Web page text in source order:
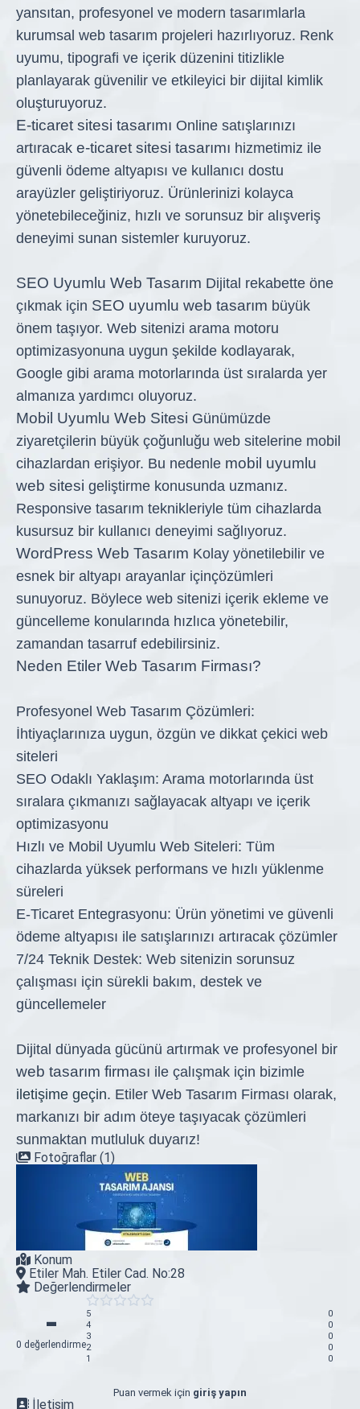
yansıtan, profesyonel ve modern tasarımlarla
kurumsal web tasarım projeleri hazırlıyoruz. Renk
uyumu, tipografi ve içerik düzenini titizlikle
planlayarak güvenilir ve etkileyici bir dijital kimlik
oluşturuyoruz.
E-ticaret sitesi tasarımı Online satışlarınızı
artıracak e-ticaret sitesi tasarımı hizmetimiz ile
güvenli ödeme altyapısı ve kullanıcı dostu
arayüzler geliştiriyoruz. Ürünlerinizi kolayca
yönetebileceğiniz, hızlı ve sorunsuz bir alışveriş
deneyimi sunan sistemler kuruyoruz.
SEO Uyumlu Web Tasarım Dijital rekabette öne
çıkmak için SEO uyumlu web tasarım büyük
önem taşıyor. Web sitenizi arama motoru
optimizasyonuna uygun şekilde kodlayarak,
Google gibi arama motorlarında üst sıralarda yer
almanıza yardımcı oluyoruz.
Mobil Uyumlu Web Sitesi Günümüzde
ziyaretçilerin büyük çoğunluğu web sitelerine mobil
cihazlardan erişiyor. Bu nedenle mobil uyumlu
web sitesi geliştirme konusunda uzmanız.
Responsive tasarım teknikleriyle tüm cihazlarda
kusursuz bir kullanıcı deneyimi sağlıyoruz.
WordPress Web Tasarım Kolay yönetilebilir ve
esnek bir altyapı arayanlar içinçözümleri
sunuyoruz. Böylece web sitenizi içerik ekleme ve
güncelleme konularında hızlıca yönetebilir,
zamandan tasarruf edebilirsiniz.
Neden Etiler Web Tasarım Firması?
Profesyonel Web Tasarım Çözümleri:
İhtiyaçlarınıza uygun, özgün ve dikkat çekici web
siteleri
SEO Odaklı Yaklaşım: Arama motorlarında üst
sıralara çıkmanızı sağlayacak altyapı ve içerik
optimizasyonu
Hızlı ve Mobil Uyumlu Web Siteleri: Tüm
cihazlarda yüksek performans ve hızlı yüklenme
süreleri
E-Ticaret Entegrasyonu: Ürün yönetimi ve güvenli
ödeme altyapısı ile satışlarınızı artıracak çözümler
7/24 Teknik Destek: Web sitenizin sorunsuz
çalışması için sürekli bakım, destek ve
güncellemeler
Dijital dünyada gücünü artırmak ve profesyonel bir
web tasarım firması ile çalışmak için bizimle
iletişime geçin. Etiler Web Tasarım Firması olarak,
markanızı bir adım öteye taşıyacak çözümleri
sunmaktan mutluluk duyarız!
Fotoğraflar (1)
Konum
Etiler Mah. Etiler Cad. No:28
Değerlendirmeler
-
0 değerlendirme
5
0
4
0
3
0
2
0
1
0
Puan vermek için giriş yapın
İletişim